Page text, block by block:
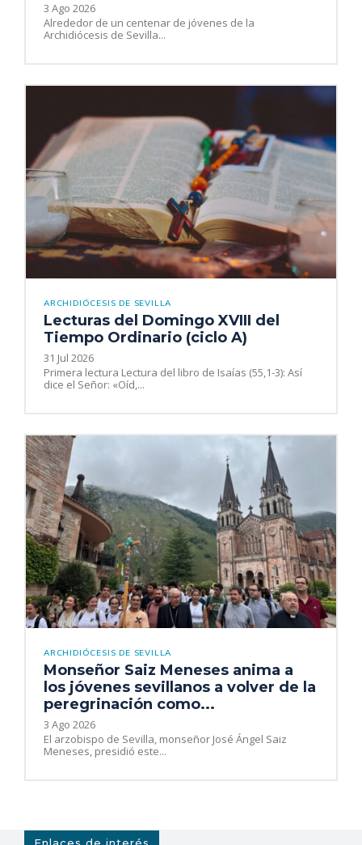
3 Ago 2026
Alrededor de un centenar de jóvenes de la
Archidiócesis de Sevilla...
ARCHIDIÓCESIS DE SEVILLA
Lecturas del Domingo XVIII del
Tiempo Ordinario (ciclo A)
31 Jul 2026
Primera lectura Lectura del libro de Isaías (55,1-3): Así
dice el Señor: «Oíd,...
ARCHIDIÓCESIS DE SEVILLA
Monseñor Saiz Meneses anima a
los jóvenes sevillanos a volver de la
peregrinación como...
3 Ago 2026
El arzobispo de Sevilla, monseñor José Ángel Saiz
Meneses, presidió este...
Enlaces de interés